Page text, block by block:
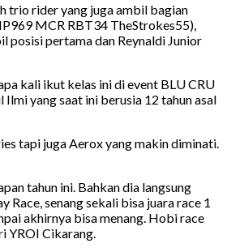
trio rider yang juga ambil bagian
MCR RBT34 TheStrokes55),
posisi pertama dan Reynaldi Junior
kali ikut kelas ini di event BLU CRU
Ilmi yang saat ini berusia 12 tahun asal
tapi juga Aerox yang makin diminati.
tahun ini. Bahkan dia langsung
Race, senang sekali bisa juara race 1
akhirnya bisa menang. Hobi race
YROI Cikarang.